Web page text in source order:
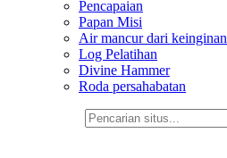
Pencapaian
Papan Misi
Air mancur dari keinginan
Log Pelatihan
Divine Hammer
Roda persahabatan